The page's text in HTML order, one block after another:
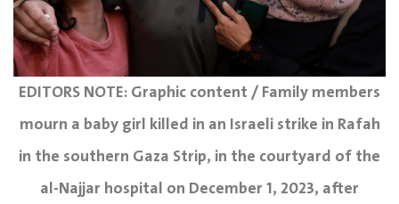
EDITORS NOTE: Graphic content / Family members
mourn a baby girl killed in an Israeli strike in Rafah
in the southern Gaza Strip, in the courtyard of the
al-Najjar hospital on December 1, 2023, after